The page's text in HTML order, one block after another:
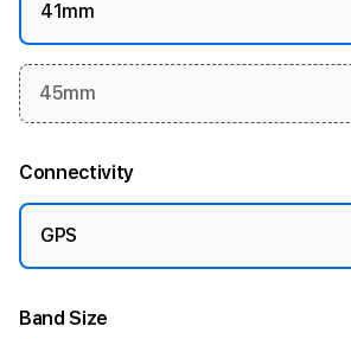
41mm
45mm
Connectivity
GPS
Band Size